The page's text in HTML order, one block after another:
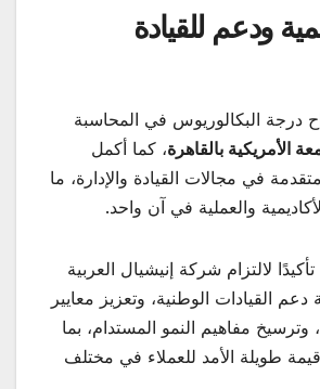
ودعم للقيادة
درجة البكالوريوس في المحاسبة
الأمريكية بالقاهرة، كما أكمل
في مجالات القيادة والإدارة، ما
والعملية في آن واحد.
تأكيدًا لالتزام شركة إنيشيال العربية
القيادات الوطنية، وتعزيز معايير
مفاهيم النمو المستدام، بما
طويلة الأمد للعملاء في مختلف